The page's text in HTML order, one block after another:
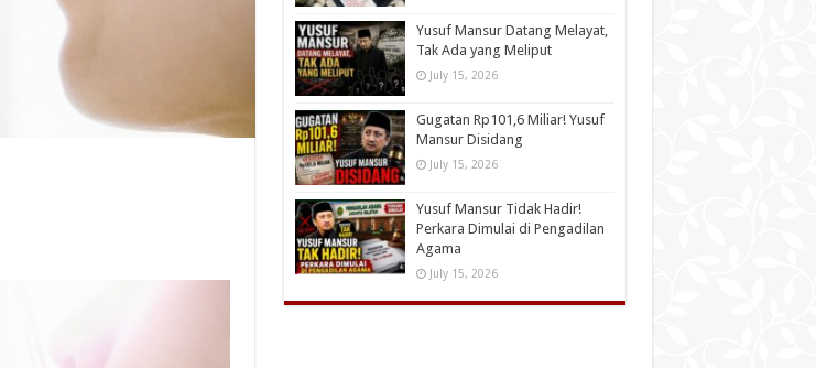
Yusuf Mansur Datang Melayat,
Tak Ada yang Meliput
July 15, 2026
Gugatan Rp101,6 Miliar! Yusuf
Mansur Disidang
July 15, 2026
Yusuf Mansur Tidak Hadir!
Perkara Dimulai di Pengadilan
Agama
July 15, 2026